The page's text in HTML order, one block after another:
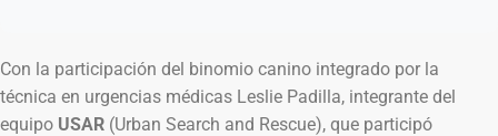
Con la participación del binomio canino integrado por la
técnica en urgencias médicas Leslie Padilla, integrante del
equipo USAR (Urban Search and Rescue), que participó